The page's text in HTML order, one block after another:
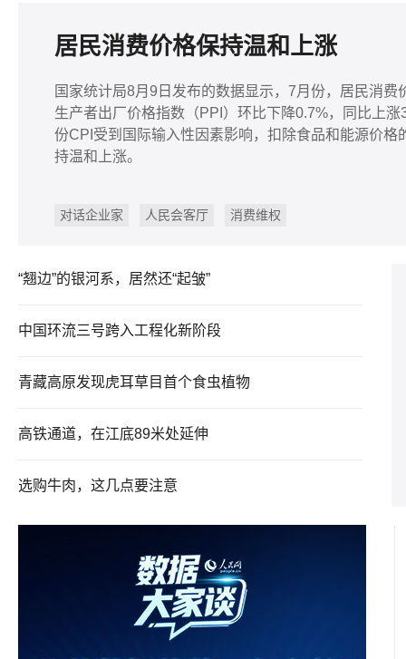
居民消费价格保持温和上涨
国家统计局8月9日发布的数据显示，7月份，居民消
生产者出厂价格指数（PPI）环比下降0.7%，同比上
份CPI受到国际输入性因素影响，扣除食品和能源价
持温和上涨。
对话企业家 人民会客厅 消费维权
“翘边”的银河系，居然还“起皱”
中国环流三号跨入工程化新阶段
青藏高原发现虎耳草目首个食虫植物
高铁通道，在江底89米处延伸
选购牛肉，这几点要注意